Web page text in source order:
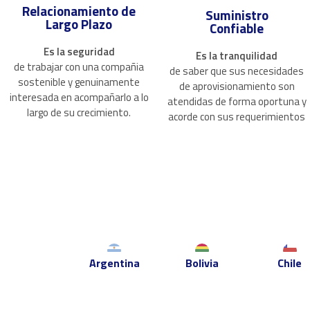
Relacionamiento de
Largo Plazo
Es la seguridad
de trabajar con una compañia
sostenible y genuinamente
interesada en acompañarlo a lo
largo de su crecimiento.
Suministro
Confiable
Es la tranquilidad
de saber que sus necesidades
de aprovisionamiento son
atendidas de forma oportuna y
acorde con sus requerimientos
Argentina Bolivia Chile